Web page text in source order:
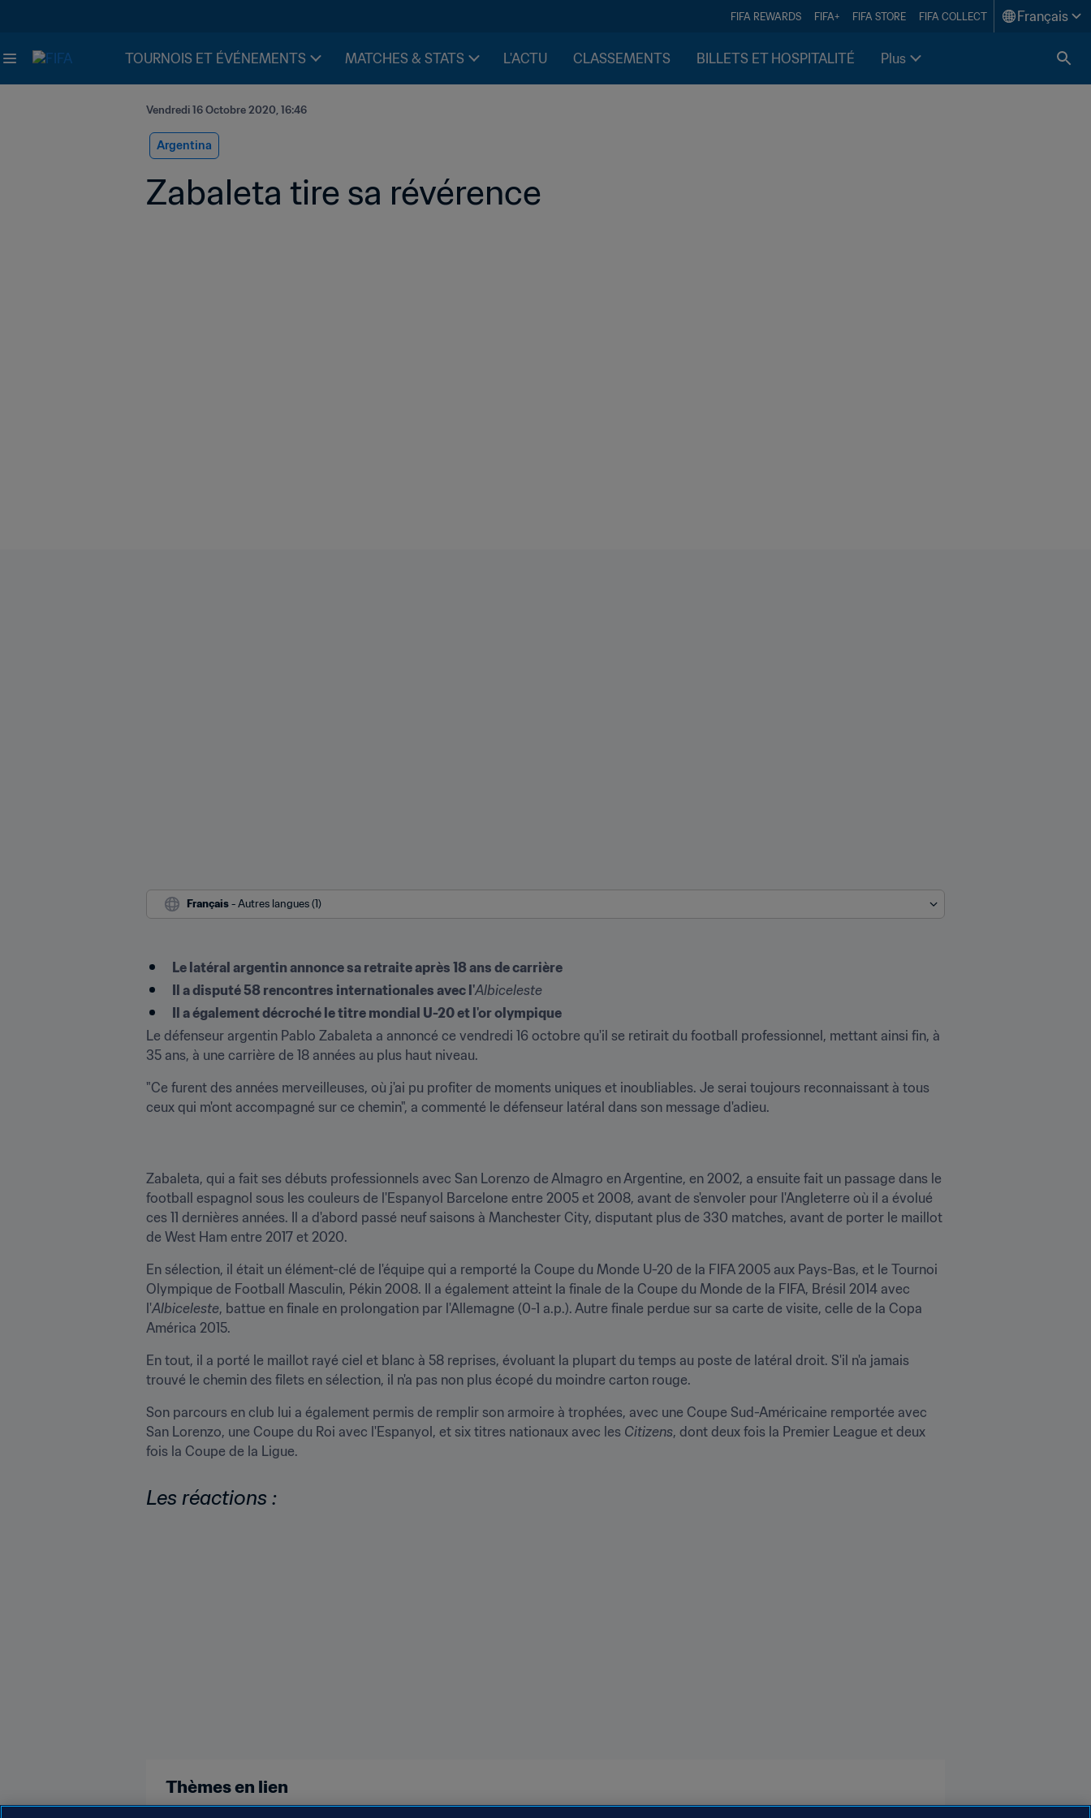
FIFA REWARDS FIFA+ FIFA STORE FIFA COLLECT Français
TOURNOIS ET ÉVÉNEMENTS MATCHES & STATS L'ACTU CLASSEMENTS BILLETS ET HOSPITALITÉ Plus
Vendredi 16 Octobre 2020, 16:46
Argentina
Zabaleta tire sa révérence
Français - Autres langues (1)
Le latéral argentin annonce sa retraite après 18 ans de carrière
Il a disputé 58 rencontres internationales avec l'Albiceleste
Il a également décroché le titre mondial U-20 et l'or olympique
Le défenseur argentin Pablo Zabaleta a annoncé ce vendredi 16 octobre qu'il se retirait du football professionnel, mettant ainsi fin, à
35 ans, à une carrière de 18 années au plus haut niveau.
"Ce furent des années merveilleuses, où j'ai pu profiter de moments uniques et inoubliables. Je serai toujours reconnaissant à tous
ceux qui m'ont accompagné sur ce chemin", a commenté le défenseur latéral dans son message d'adieu.
Zabaleta, qui a fait ses débuts professionnels avec San Lorenzo de Almagro en Argentine, en 2002, a ensuite fait un passage dans le
football espagnol sous les couleurs de l'Espanyol Barcelone entre 2005 et 2008, avant de s'envoler pour l'Angleterre où il a évolué
ces 11 dernières années. Il a d'abord passé neuf saisons à Manchester City, disputant plus de 330 matches, avant de porter le maillot
de West Ham entre 2017 et 2020.
En sélection, il était un élément-clé de l'équipe qui a remporté la Coupe du Monde U-20 de la FIFA 2005 aux Pays-Bas, et le Tournoi
Olympique de Football Masculin, Pékin 2008. Il a également atteint la finale de la Coupe du Monde de la FIFA, Brésil 2014 avec
l'Albiceleste, battue en finale en prolongation par l'Allemagne (0-1 a.p.). Autre finale perdue sur sa carte de visite, celle de la Copa
América 2015.
En tout, il a porté le maillot rayé ciel et blanc à 58 reprises, évoluant la plupart du temps au poste de latéral droit. S'il n'a jamais
trouvé le chemin des filets en sélection, il n'a pas non plus écopé du moindre carton rouge.
Son parcours en club lui a également permis de remplir son armoire à trophées, avec une Coupe Sud-Américaine remportée avec
San Lorenzo, une Coupe du Roi avec l'Espanyol, et six titres nationaux avec les Citizens, dont deux fois la Premier League et deux
fois la Coupe de la Ligue.
Les réactions :
Thèmes en lien